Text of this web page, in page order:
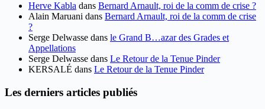
Herve Kabla dans Bernard Arnault, roi de la comm de crise ?
Alain Maruani dans Bernard Arnault, roi de la comm de crise
?
Serge Delwasse dans le Grand B…azar des Grades et
Appellations
Serge Delwasse dans Le Retour de la Tenue Pinder
KERSALÉ dans Le Retour de la Tenue Pinder
Les derniers articles publiés